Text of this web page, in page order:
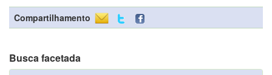
Compartilhamento
Busca facetada